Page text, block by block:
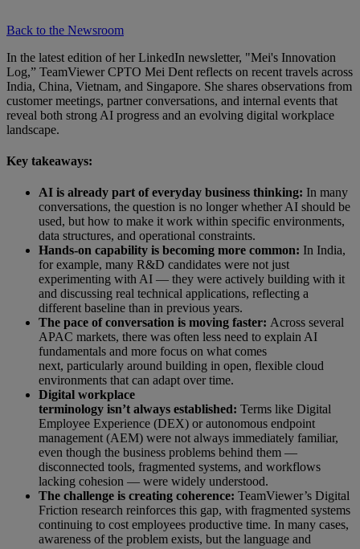
Back to the Newsroom
In the latest edition of her LinkedIn newsletter, "Mei's Innovation
Log,” TeamViewer CPTO Mei Dent reflects on recent travels across
India, China, Vietnam, and Singapore. She shares observations from
customer meetings, partner conversations, and internal events that
reveal both strong AI progress and an evolving digital workplace
landscape.
Key takeaways:
AI is already part of everyday business thinking: In many
conversations, the question is no longer whether AI should be
used, but how to make it work within specific environments,
data structures, and operational constraints.
Hands-on capability is becoming more common: In India,
for example, many R&D candidates were not just
experimenting with AI — they were actively building with it
and discussing real technical applications, reflecting a
different baseline than in previous years.
The pace of conversation is moving faster: Across several
APAC markets, there was often less need to explain AI
fundamentals and more focus on what comes
next, particularly around building in open, flexible cloud
environments that can adapt over time.
Digital workplace
terminology isn’t always established: Terms like Digital
Employee Experience (DEX) or autonomous endpoint
management (AEM) were not always immediately familiar,
even though the business problems behind them —
disconnected tools, fragmented systems, and workflows
lacking cohesion — were widely understood.
The challenge is creating coherence: TeamViewer’s Digital
Friction research reinforces this gap, with fragmented systems
continuing to cost employees productive time. In many cases,
awareness of the problem exists, but the language and